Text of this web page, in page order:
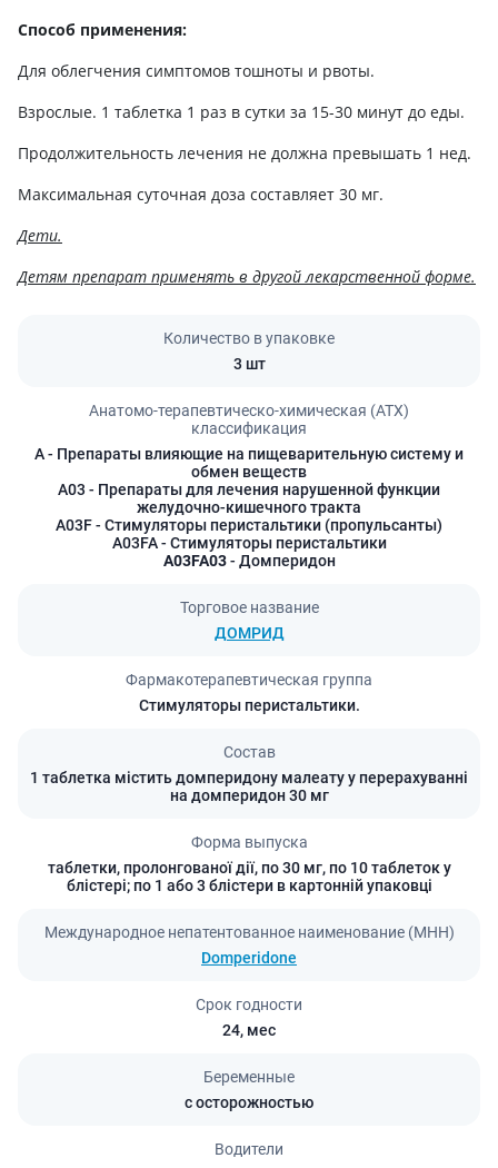
Способ применения:
Для облегчения симптомов тошноты и рвоты.
Взрослые. 1 таблетка 1 раз в сутки за 15-30 минут до еды.
Продолжительность лечения не должна превышать 1 нед.
Максимальная суточная доза составляет 30 мг.
Дети.
Детям препарат применять в другой лекарственной форме.
Количество в упаковке
3 шт
Анатомо-терапевтическо-химическая (АТХ)
классификация
A- Препараты влияющие на пищеварительную систему и
обмен веществ
A03 - Препараты для лечения нарушенной функции
желудочно-кишечного тракта
A03F- Стимуляторы перистальтики (пропульсанты)
A03FA- Стимуляторы перистальтики
A03FA03- Домперидон
Торговое название
ДОМРИД
Фармакотерапевтическая группа
Стимуляторы перистальтики.
Состав
1 таблетка містить домперидону малеату у перерахуванні
на домперидон 30 мг
Форма выпуска
таблетки, пролонгованої дії, по 30 мг, по 10 таблеток у
блістері; по 1 або 3 блістери в картонній упаковці
Международное непатентованное наименование (МНН)
Domperidone
Срок годности
24, мес
Беременные
с осторожностью
Водители